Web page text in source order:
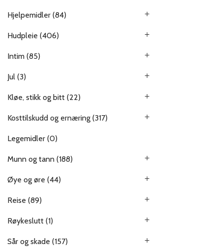
Hjelpemidler (84)
Hudpleie (406)
Intim (85)
Jul (3)
Kløe, stikk og bitt (22)
Kosttilskudd og ernæring (317)
Legemidler (0)
Munn og tann (188)
Øye og øre (44)
Reise (89)
Røykeslutt (1)
Sår og skade (157)